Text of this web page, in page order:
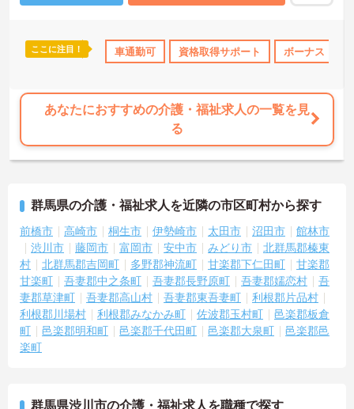
借り上げ 住宅手当・補助 無資格OK 年間休日110日以上
ここに注目！ 車通勤可 資格取得サポート ボーナス・賞
あなたにおすすめの介護・福祉求人の一覧を見
る
群馬県の介護・福祉求人を近隣の市区町村から探す
前橋市 高崎市 桐生市 伊勢崎市 太田市 沼田市
館林市
渋川市
藤岡市 富岡市 安中市 みどり市
北群馬郡榛東
村
北群馬郡吉岡町 多野郡神流町 甘楽郡下仁田町
甘楽郡
甘楽町
吾妻郡中之条町 吾妻郡長野原町 吾妻郡嬬恋村
吾
妻郡草津町
吾妻郡高山村 吾妻郡東吾妻町
利根郡片品村
利根郡川場村
利根郡みなかみ町 佐波郡玉村町
邑楽郡板倉
町
邑楽郡明和町 邑楽郡千代田町 邑楽郡大泉町
邑楽郡邑
楽町
群馬県渋川市の介護・福祉求人を職種で探す